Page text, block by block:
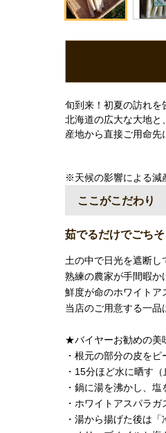
旬到来！初夏の訪れを
北海道の広大な大地と
産地から直接ご用命先
※天候の影響による減
ここがこだわり
茹でるだけでごち
土の中で日光を遮断し
熟練の農家が手間暇か
鮮度が命のホワイトア
当店のご用意する一品
★バイヤーお勧めの美
・根元の部分の皮をピ
・15分ほど水に晒す（
・鍋に湯を沸かし、
・ホワイトアスパラ
・湯から揚げた後は